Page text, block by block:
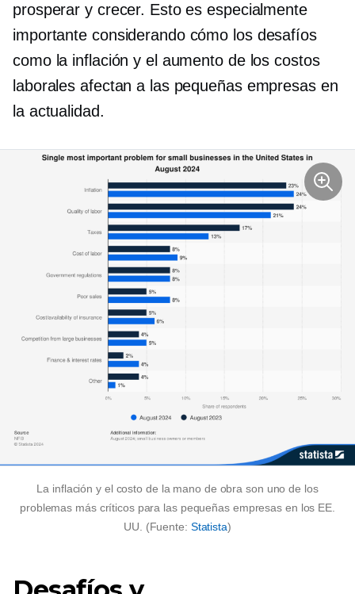
prosperar y crecer. Esto es especialmente
importante considerando cómo los desafíos
como la inflación y el aumento de los costos
laborales afectan a las pequeñas empresas en
la actualidad.
La inflación y el costo de la mano de obra son uno de los
problemas más críticos para las pequeñas empresas en los EE.
UU. (Fuente: Statista)